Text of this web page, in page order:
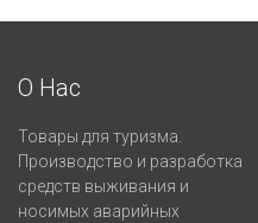
О Нас
Товары для туризма.
Производство и разработка
средств выживания и
носимых аварийных